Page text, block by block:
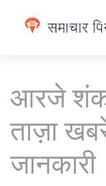
आरजे
ताज़ा
जानकारी